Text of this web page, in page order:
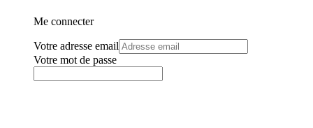
Me connecter
Votre adresse email
Votre mot de passe